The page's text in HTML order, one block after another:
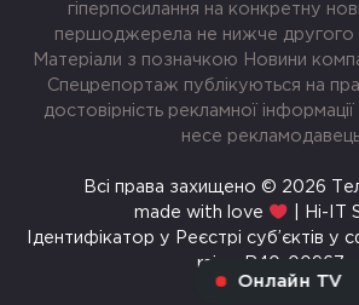
Онлайн TV
гіперпосилання на конкретну
першоджерела не нижче другого
Матеріали з позначкою Новини
Спецрепортаж публікуються на
достовірність рекламної інформації
несе
Всі права захищено © 2026
made with love
| Hi-IT
Ідентифікатор у Реєстрі суб’єктів у
rai.ua R40-00967